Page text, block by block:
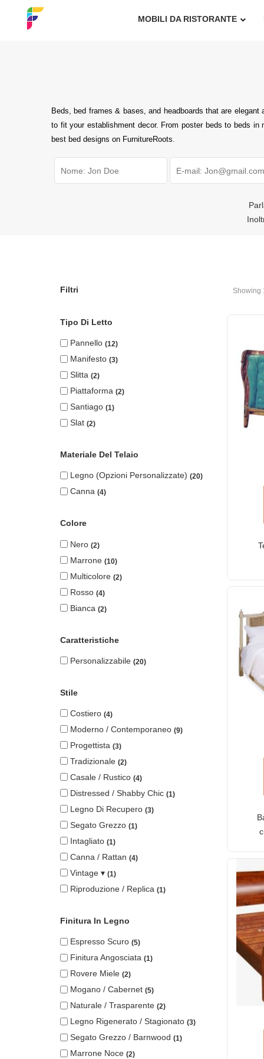
MOBILI DA RISTORANTE
Beds, bed frames & bases, and headboards that are
to fit your establishment decor. From poster beds to beds
best bed designs on FurnitureRoots.
Filtri
Tipo Di Letto
Pannello 12
Manifesto 3
Slitta 2
Piattaforma 2
Santiago 1
Slat 2
Materiale Del Telaio
Legno (opzioni Personalizzate) 20
Canna 4
Colore
Nero 2
Marrone 10
Multicolore 2
Rosso 4
Bianca 2
Caratteristiche
Personalizzabile 20
Stile
Costiero 4
Moderno / Contemporaneo 9
Progettista 3
Tradizionale 2
Casale / Rustico 4
Distressed / Shabby Chic 1
Legno Di Recupero 3
Segato Grezzo 1
Intagliato 1
Canna / Rattan 4
Vintage ▾ 1
Riproduzione / Replica 1
Finitura In Legno
Espresso Scuro 5
Finitura Angosciata 1
Rovere Miele 2
Mogano / Cabernet 5
Naturale / Trasparente 2
Legno Rigenerato / Stagionato 3
Segato Grezzo / Barnwood 1
Marrone Noce 2
Showing